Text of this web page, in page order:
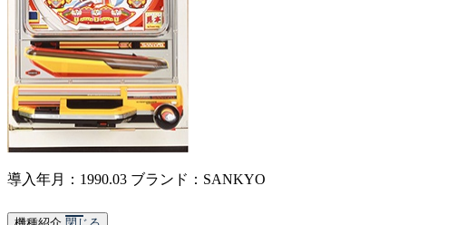
導入年月：1990.03 ブランド：SANKYO